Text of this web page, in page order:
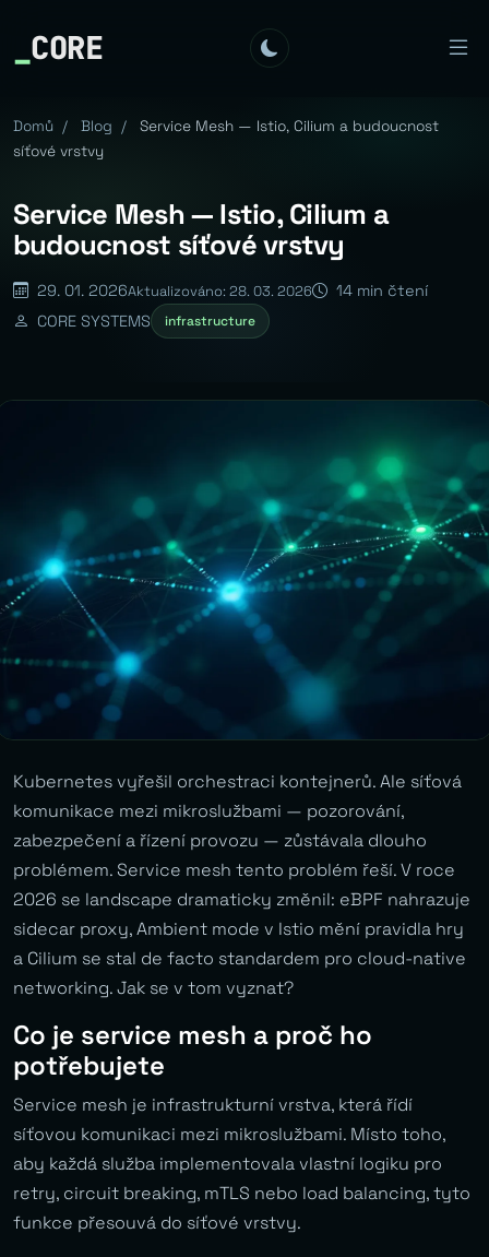
_CORE
Domů / Blog /
Service Mesh — Istio, Cilium a budoucnost
síťové vrstvy
Service Mesh — Istio, Cilium a
budoucnost síťové vrstvy
29. 01. 2026Aktualizováno: 28. 03. 2026
14 min čtení
CORE SYSTEMS
infrastructure
Kubernetes vyřešil orchestraci kontejnerů. Ale síťová
komunikace mezi mikroslužbami — pozorování,
zabezpečení a řízení provozu — zůstávala dlouho
problémem. Service mesh tento problém řeší. V roce
2026 se landscape dramaticky změnil: eBPF nahrazuje
sidecar proxy, Ambient mode v Istio mění pravidla hry
a Cilium se stal de facto standardem pro cloud-native
networking. Jak se v tom vyznat?
Co je service mesh a proč ho
potřebujete
Service mesh je infrastrukturní vrstva, která řídí
síťovou komunikaci mezi mikroslužbami. Místo toho,
aby každá služba implementovala vlastní logiku pro
retry, circuit breaking, mTLS nebo load balancing, tyto
funkce přesouvá do síťové vrstvy.